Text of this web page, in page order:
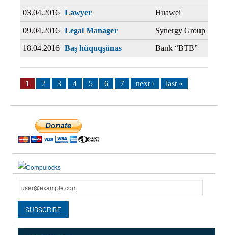
03.04.2016 Lawyer Huawei
09.04.2016 Legal Manager Synergy Group
18.04.2016 Baş hüquqşünas Bank “BTB”
Pages
1 2 3 4 5 6 7 next › last »